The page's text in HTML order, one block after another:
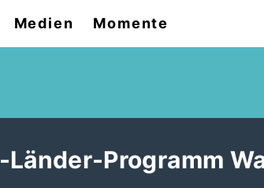
Medien Momente
Programm